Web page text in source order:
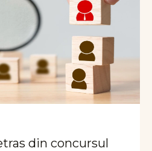
din concursul